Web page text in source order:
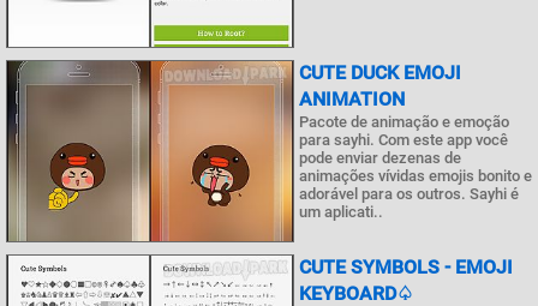
CUTE DUCK EMOJI
ANIMATION
Pacote de animação e emoção
para sayhi. Com este app você
pode enviar dezenas de
animações vívidas emojis bonito e
adorável para os outros. Sayhi é
um aplicati..
CUTE SYMBOLS - EMOJI
KEYBOARD♤